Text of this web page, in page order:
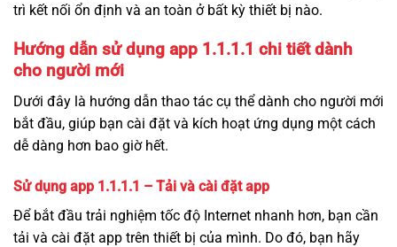
trì kết nối ổn định và an toàn ở bất kỳ thiết bị nào.
Hướng dẫn sử dụng app 1.1.1.1 chi tiết dành
cho người mới
Dưới đây là hướng dẫn thao tác cụ thể dành cho người mới
bắt đầu, giúp bạn cài đặt và kích hoạt ứng dụng một cách
dễ dàng hơn bao giờ hết.
Sử dụng app 1.1.1.1 – Tải và cài đặt app
Để bắt đầu trải nghiệm tốc độ Internet nhanh hơn, bạn cần
tải và cài đặt app trên thiết bị của mình. Do đó, bạn hãy